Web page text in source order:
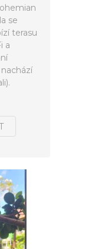
se
terasu
a